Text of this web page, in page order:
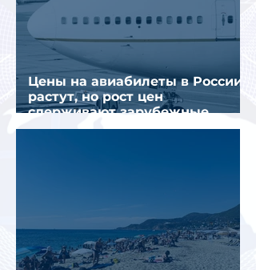
Цены на авиабилеты в России
растут, но рост цен
сдерживают зарубежные
конкуренты